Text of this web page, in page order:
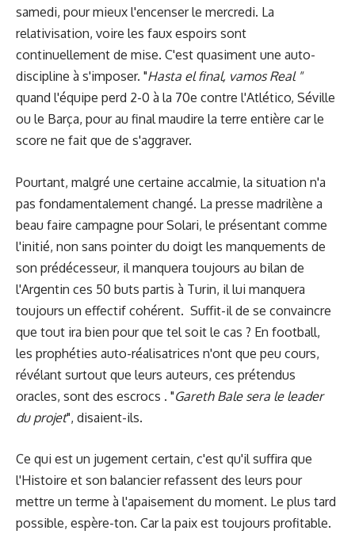
samedi, pour mieux l'encenser le mercredi. La
relativisation, voire les faux espoirs sont
continuellement de mise. C'est quasiment une auto-
discipline à s'imposer. "Hasta el final, vamos Real "
quand l'équipe perd 2-0 à la 70e contre l'Atlético, Séville
ou le Barça, pour au final maudire la terre entière car le
score ne fait que de s'aggraver.
Pourtant, malgré une certaine accalmie, la situation n'a
pas fondamentalement changé. La presse madrilène a
beau faire campagne pour Solari, le présentant comme
l'initié, non sans pointer du doigt les manquements de
son prédécesseur, il manquera toujours au bilan de
l'Argentin ces 50 buts partis à Turin, il lui manquera
toujours un effectif cohérent. Suffit-il de se convaincre
que tout ira bien pour que tel soit le cas ? En football,
les prophéties auto-réalisatrices n'ont que peu cours,
révélant surtout que leurs auteurs, ces prétendus
oracles, sont des escrocs . "Gareth Bale sera le leader
du projet", disaient-ils.
Ce qui est un jugement certain, c'est qu'il suffira que
l'Histoire et son balancier refassent des leurs pour
mettre un terme à l'apaisement du moment. Le plus tard
possible, espère-ton. Car la paix est toujours profitable.